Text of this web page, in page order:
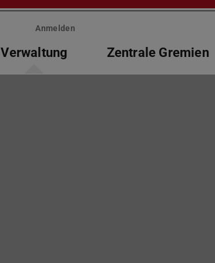
Anmelden
Verwaltung Zentrale Gremien